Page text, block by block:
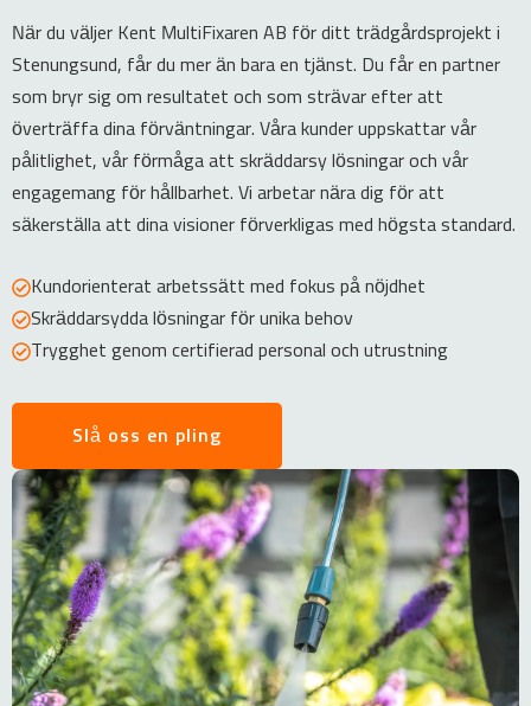
När du väljer Kent MultiFixaren AB för ditt trädgårdsprojekt i
Stenungsund, får du mer än bara en tjänst. Du får en partner
som bryr sig om resultatet och som strävar efter att
överträffa dina förväntningar. Våra kunder uppskattar vår
pålitlighet, vår förmåga att skräddarsy lösningar och vår
engagemang för hållbarhet. Vi arbetar nära dig för att
säkerställa att dina visioner förverkligas med högsta standard.
Kundorienterat arbetssätt med fokus på nöjdhet
Skräddarsydda lösningar för unika behov
Trygghet genom certifierad personal och utrustning
Slå oss en pling